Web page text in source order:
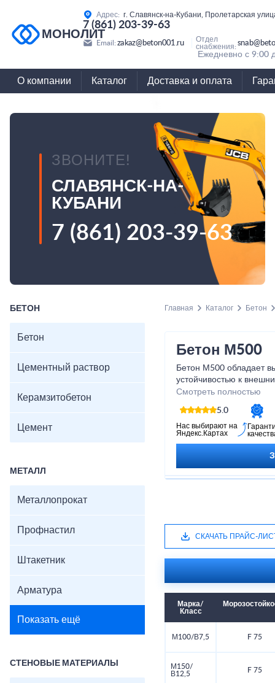
МОНОЛИТ
Адрес: г. Славянск-на-Кубани, Пролетарская
7 (861) 203-39-63
Email: zakaz@beton001.ru
Отдел
снабжения:
Ежедневно с 9:00
О компании Каталог Доставка и оплата
ЗВОНИТЕ!
СЛАВЯНСК-НА-
КУБАНИ
7 (861) 203-39-63
БЕТОН
Бетон
Цементный раствор
Керамзитобетон
Цемент
МЕТАЛЛ
Металлопрокат
Профнастил
Штакетник
Арматура
Показать ещё
СТЕНОВЫЕ МАТЕРИАЛЫ
Главная Каталог Бетон
Бетон М500
Бетон М500 обладает
устойчивостью к
идеальным выбором
стен, плит и других
производится с
технологий и строго
производства, чтобы
Смотреть полностью
5.0
Нас выбирают на
Яндекс.Картах
СКАЧАТЬ ПРАЙС-
Марка/
Класс
М100/В7,5 F 75
М150/
В12,5
F 75